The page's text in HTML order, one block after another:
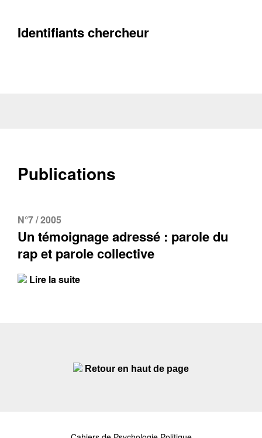
Identifiants chercheur
Publications
N°7 / 2005
Un témoignage adressé : parole du
rap et parole collective
Lire la suite
Retour en haut de page